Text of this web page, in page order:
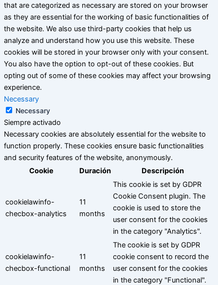
that are categorized as necessary are stored on your browser
as they are essential for the working of basic functionalities of
the website. We also use third-party cookies that help us
analyze and understand how you use this website. These
cookies will be stored in your browser only with your consent.
You also have the option to opt-out of these cookies. But
opting out of some of these cookies may affect your browsing
experience.
Necessary
Necessary
Siempre activado
Necessary cookies are absolutely essential for the website to
function properly. These cookies ensure basic functionalities
and security features of the website, anonymously.
Cookie
Duración Descripción
cookielawinfo-
checbox-analytics
11
months
This cookie is set by GDPR
Cookie Consent plugin. The
cookie is used to store the
user consent for the cookies
in the category "Analytics".
cookielawinfo-
checbox-functional
11
months
The cookie is set by GDPR
cookie consent to record the
user consent for the cookies
in the category "Functional".